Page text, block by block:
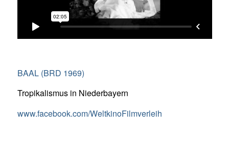
BAAL (BRD 1969)
Tropikalismus in Niederbayern
www.facebook.com/WeltkinoFilmverleih